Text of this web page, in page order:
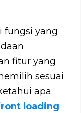
fungsi yang
fitur yang
sesuai
apa
loading